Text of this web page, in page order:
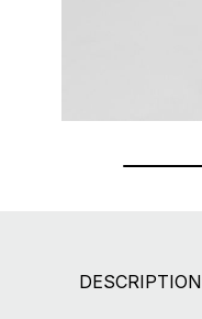
DESCRIPTION